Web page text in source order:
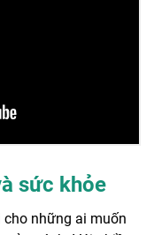
sức khỏe
những ai muốn